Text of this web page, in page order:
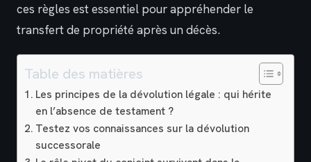
ces règles est essentiel pour appréhender le
transfert de propriété après un décès.
Table des matières
Les principes de la dévolution légale : qui hérite
en l’absence de testament ?
Testez vos connaissances sur la dévolution
successorale